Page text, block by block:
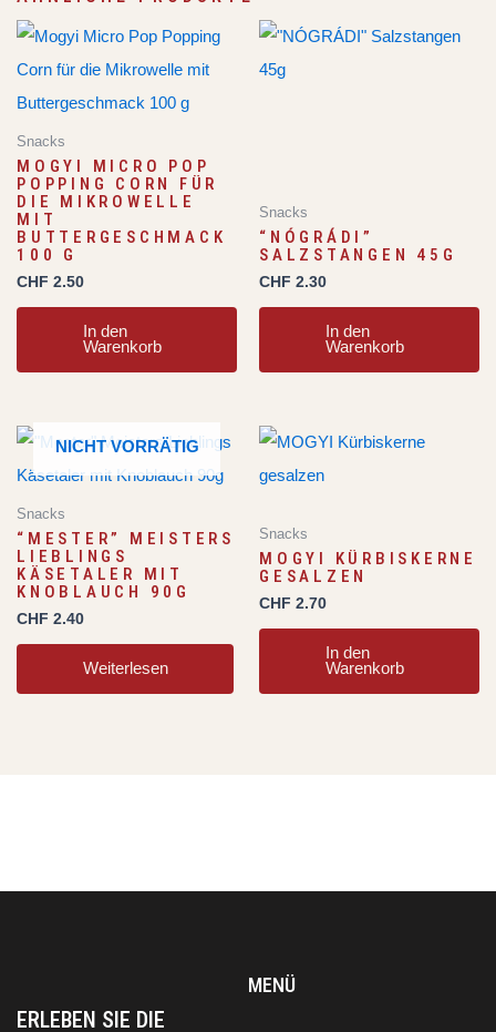
Snacks
MOGYI MICRO POP
POPPING CORN FÜR
DIE MIKROWELLE
MIT
BUTTERGESCHMACK
100 G
CHF 2.50
In den
Warenkorb
Snacks
“NÓGRÁDI”
SALZSTANGEN 45G
CHF 2.30
In den
Warenkorb
NICHT VORRÄTIG
Snacks
“MESTER” MEISTERS
LIEBLINGS
KÄSETALER MIT
KNOBLAUCH 90G
CHF 2.40
Weiterlesen
Snacks
MOGYI KÜRBISKERNE
GESALZEN
CHF 2.70
In den
Warenkorb
ERLEBEN SIE DIE
MENÜ